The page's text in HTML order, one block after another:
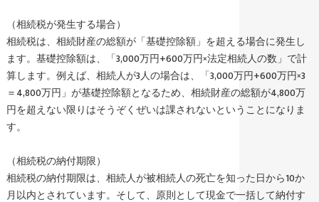
（相続税が発生する場合）
相続税は、相続財産の総額が「基礎控除額」を超える場合に発生し
ます。基礎控除額は、「3,000万円+600万円×法定相続人の数」で計
算します。例えば、相続人が3人の場合は、「3,000万円+600万円×3
＝4,800万円」が基礎控除額となるため、相続財産の総額が4,800万
円を超えない限りはそうぞくぜいは課されないということになりま
す。
（相続税の納付期限）
相続税の納付期限は、相続人が被相続人の死亡を知った日から10か
月以内とされています。そして、原則として現金で一括して納付す